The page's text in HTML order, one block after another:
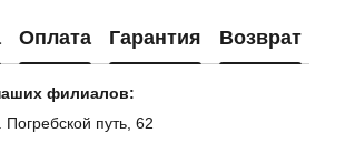
Оплата Гарантия Возврат
филиалов:
путь, 62